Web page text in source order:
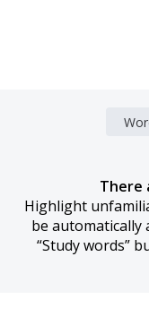
There
Highlight
be automatically
“Study words”